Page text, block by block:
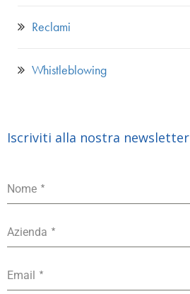
Reclami
Whistleblowing
Iscriviti alla nostra newsletter
Nome *
Azienda *
Email *